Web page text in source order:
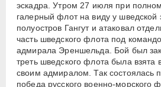
эскадра. Утром 27 июля при
галерный флот на виду у шведской
полуостров Гангут и атаковал
часть шведского флота под
адмирала Эреншельда. Бой был
треть шведского флота была взята
своим адмиралом. Так состоялась
победа русского военно-морского